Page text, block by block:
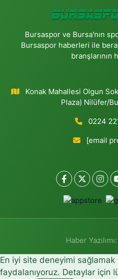
Bursaspor ve Bursa'nın
Bursaspor haberleri ile
branşlarının
Konak Mahallesi Olgun
Plaza) Nilüfer/
0224
[email
Haber Yazılımı:
En iyi site deneyimi
faydalanıyoruz. Detaylar için